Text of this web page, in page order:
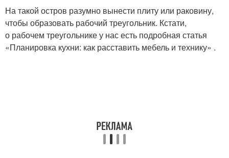
На такой остров разумно вынести плиту или раковину,
чтобы образовать рабочий треугольник. Кстати,
о рабочем треугольнике у нас есть подробная статья
«Планировка кухни: как расставить мебель и технику» .